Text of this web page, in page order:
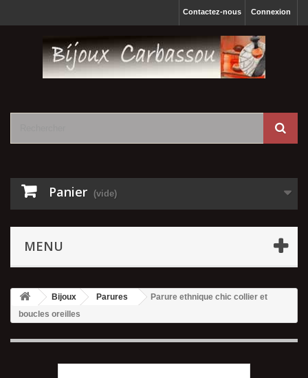
Connexion
Contactez-nous
Panier (vide)
MENU
Bijoux Parures
Parure ethnique chic collier et
boucles oreilles